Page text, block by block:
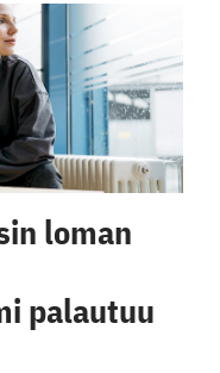
loman
palautuu